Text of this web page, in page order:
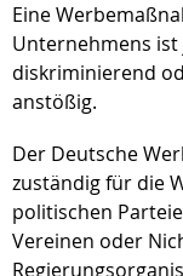
Eine
Unternehmens
diskriminierend
anstößig.
Der Deutsche
zuständig für die
politischen
Vereinen oder